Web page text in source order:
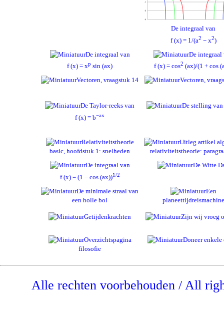
De integraal van
f (x) = 1/(a2 − x2)
De integraal van
f (x) = xp sin (ax)
De integraal
f (x) = cos2 (ax)/(1 + cos
Vectoren, vraagstuk 14
Vectoren,
De Taylor-reeks van
f (x) = b−ax
De stelling van
Relativiteitstheorie
basic, hoofdstuk 1: snelheden
Uitleg artikel
relativiteitstheorie:
De integraal van
f (x) = (1 − cos (ax))1/2
De Witte
De minimale straal van
een holle bol
Een
planeettijdreismachine
Getijdenkrachten Zijn wij vroeg
Overzichtspagina
filosofie
Doneer enkele
Alle rechten voorbehouden / All